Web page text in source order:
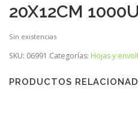
20X12CM 1000U
Sin existencias
SKU: 06991 Categorías: Hojas y
PRODUCTOS